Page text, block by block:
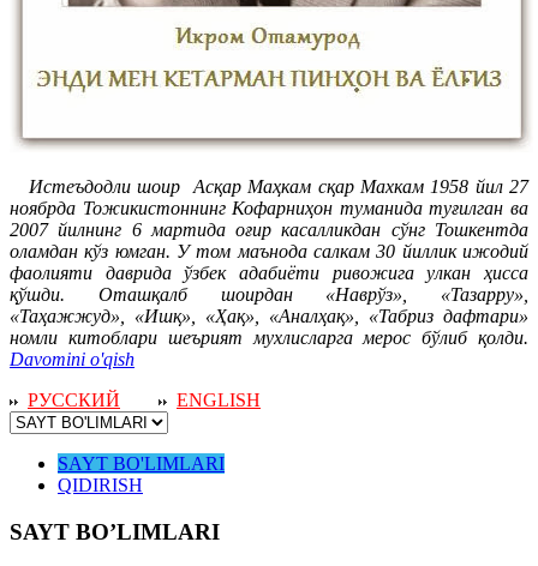
Истеъдодли шоир Асқар Маҳкам сқар Махкам 1958 йил 27
ноябрда Тожикистоннинг Кофарниҳон туманида туғилган ва
2007 йилнинг 6 мартида оғир касалликдан сўнг Тошкентда
оламдан кўз юмган. У том маънода салкам 30 йиллик ижодий
фаолияти даврида ўзбек адабиёти ривожига улкан ҳисса
қўшди. Оташқалб шоирдан «Наврўз», «Тазарру»,
«Таҳажжуд», «Ишқ», «Ҳақ», «Аналҳақ», «Табриз дафтари»
номли китоблари шеърият мухлисларга мерос бўлиб қолди.
Davomini o'qish
РУССКИЙ
ENGLISH
SAYT BO'LIMLARI
QIDIRISH
SAYT BO’LIMLARI